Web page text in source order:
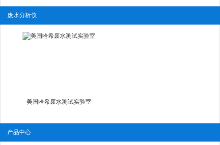
废水分析仪
美国哈希废水测试实验室
产品中心